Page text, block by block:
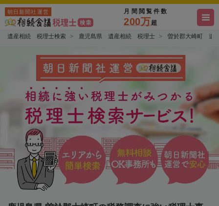
朝日新聞社運営 月間閲覧件数
200万超
遺産相続 税理士検索 鹿児島県 遺産相続 税理士 曽於郡大崎町 遺